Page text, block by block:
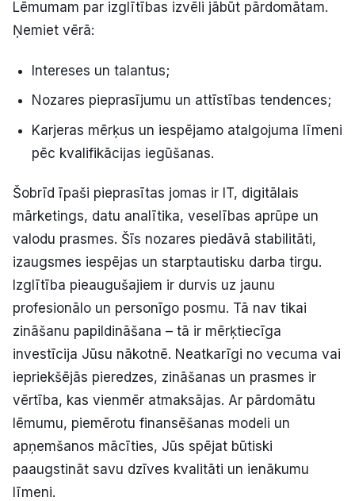
Lēmumam par izglītības izvēli jābūt pārdomātam.
Ņemiet vērā:
Intereses un talantus;
Nozares pieprasījumu un attīstības tendences;
Karjeras mērķus un iespējamo atalgojuma līmeni
pēc kvalifikācijas iegūšanas.
Šobrīd īpaši pieprasītas jomas ir IT, digitālais
mārketings, datu analītika, veselības aprūpe un
valodu prasmes. Šīs nozares piedāvā stabilitāti,
izaugsmes iespējas un starptautisku darba tirgu.
Izglītība pieaugušajiem ir durvis uz jaunu
profesionālo un personīgo posmu. Tā nav tikai
zināšanu papildināšana – tā ir mērķtiecīga
investīcija Jūsu nākotnē. Neatkarīgi no vecuma vai
iepriekšējās pieredzes, zināšanas un prasmes ir
vērtība, kas vienmēr atmaksājas. Ar pārdomātu
lēmumu, piemērotu finansēšanas modeli un
apņemšanos mācīties, Jūs spējat būtiski
paaugstināt savu dzīves kvalitāti un ienākumu
līmeni.